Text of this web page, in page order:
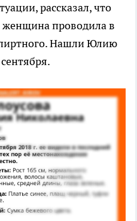
рассказал, что
женщина проводила в
Нашли Юлию